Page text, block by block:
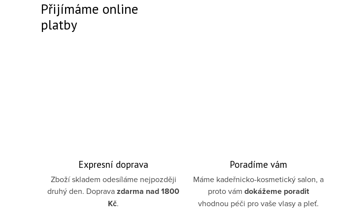
Přijímáme online
platby
Expresní doprava
Zboží skladem odesíláme nejpozději
druhý den. Dopravazdarma nad 1800
Kč.
Poradíme vám
Máme kadeřnicko-kosmetický salon, a
proto vámdokážeme poradit
vhodnou péči pro vaše vlasy a pleť.